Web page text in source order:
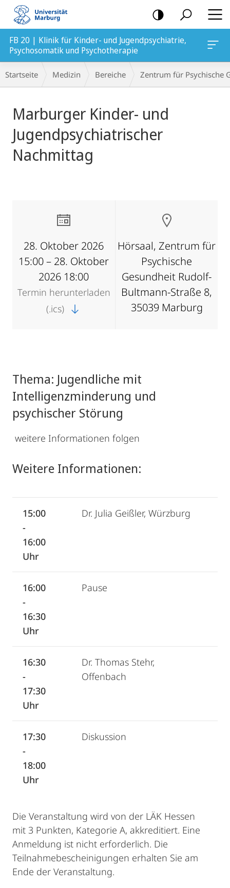
Mobile-
Navigation
FB 20 | Klinik für Kinder- und Jugendpsychiatrie,
Psychosomatik und Psychotherapie
Breadcrumb-
Navigation
Startseite Medizin Bereiche Zentrum für Psychische
Marburger Kinder- und
Jugendpsychiatrischer
Nachmittag
28. Oktober 2026
15:00 – 28. Oktober
2026 18:00
Termin herunterladen
(.ics)
Hörsaal, Zentrum für
Psychische
Gesundheit Rudolf-
Bultmann-Straße 8,
35039 Marburg
Thema: Jugendliche mit
Intelligenzminderung und
psychischer Störung
weitere Informationen folgen
Weitere Informationen:
15:00
-
16:00
Uhr
Dr. Julia Geißler, Würzburg
16:00
-
16:30
Uhr
Pause
16:30
-
17:30
Uhr
Dr. Thomas Stehr,
Offenbach
17:30
-
18:00
Uhr
Diskussion
Die Veranstaltung wird von der LÄK Hessen
mit 3 Punkten, Kategorie A, akkreditiert. Eine
Anmeldung ist nicht erforderlich. Die
Teilnahmebescheinigungen erhalten Sie am
Ende der Veranstaltung.